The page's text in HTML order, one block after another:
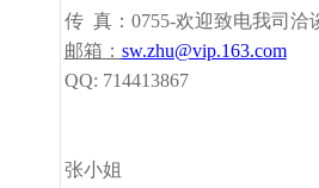
传 真：0755-欢迎致电我司洽
邮箱： sw.zhu@vip.163.com
QQ: 714413867
张小姐